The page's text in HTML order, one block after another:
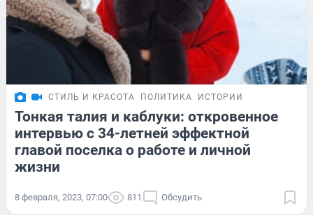
СТИЛЬ И КРАСОТА ПОЛИТИКА ИСТОРИИ
Тонкая талия и каблуки: откровенное
интервью с 34-летней эффектной
главой поселка о работе и личной
жизни
8 февраля, 2023, 07:00 811 Обсудить